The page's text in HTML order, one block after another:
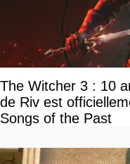
The Witcher 3 : 10
de Riv est
Songs of the Past